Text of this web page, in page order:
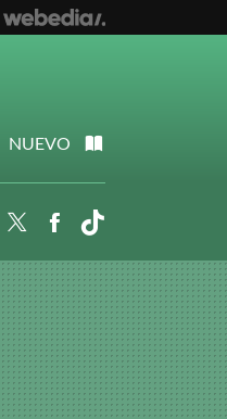
NUEVO
TelegramTwitterFacebook